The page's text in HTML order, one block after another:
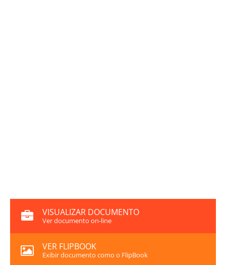
VISUALIZAR DOCUMENTO
Ver documento on-line
VER FLIPBOOK
Exibir documento como o FlipBook